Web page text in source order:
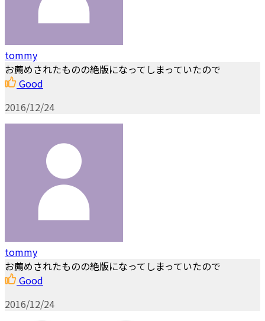
tommy
お薦めされたものの絶版になってしまっていたので
Good
2016/12/24
tommy
お薦めされたものの絶版になってしまっていたので
Good
2016/12/24